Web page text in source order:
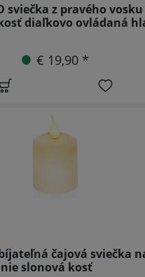
sviečka z pravého vosku
diaľkovo ovládaná
€ 19,90 *
čajová sviečka
slonová kosť